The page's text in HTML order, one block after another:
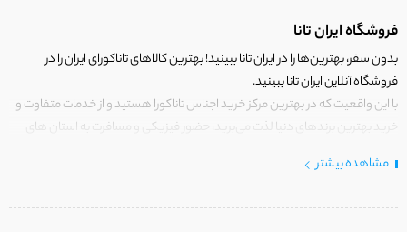
فروشگاه ایران تانا
بدون سفر، بهترین‌ها را در ایران تانا ببینید! بهترین کالاهای تاناکورای ایران را در
فروشگاه آنلاین ایران تانا ببینید.
با این واقعیت که در بهترین مرکز خرید اجناس تاناکورا هستید و از خدمات متفاوت و
خرید بهترین برندهای دنیا لذت می‌برید، حضور فیزیکی و مسافرت به استان های
درایرانتانا فقط کالاهایی قرار می‌گیرند که دارای ارزش خرید بالایی هستند.
مشاهده بیشتر